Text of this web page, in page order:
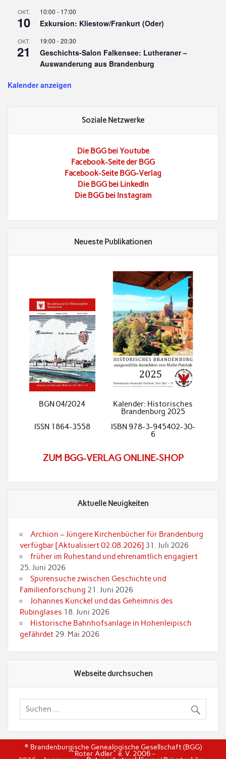
OKT.
10
10:00 - 17:00
Exkursion: Kliestow/Frankurt (Oder)
OKT.
21
19:00 -20:30
Geschichts-Salon Falkensee: Lutheraner –
Auswanderung aus Brandenburg
Kalender anzeigen
Soziale Netzwerke
Die BGG bei Youtube
Facebook-Seite der BGG
Facebook-Seite BGG-Verlag
Die BGG bei LinkedIn
Die BGG bei Instagram
Neueste Publikationen
BGN 04/2024
Kalender: Historisches
Brandenburg 2025
ISSN 1864-3558
ISBN 978-3-945402-30-
6
ZUM BGG-VERLAG ONLINE-SHOP
Aktuelle Neuigkeiten
Archion – Jüngere Kirchenbücher für Brandenburg
verfügbar [Aktualisiert 02.08.2026] 31. Juli 2026
früher im Ruhestand und ehrenamtlich engagiert
25. Juni 2026
Spurensuche zwischen Geschichte und
Familienforschung 21. Juni 2026
Johannes Kunckel und das Geheimnis des
Rubinglases 18. Juni 2026
Historische Bahnhofsanlage in Hohenleipisch
gefährdet 29. Mai 2026
Webseite durchsuchen
© Brandenburgische Genealogische Gesellschaft (BGG)
"Roter Adler" e. V. 2006 -